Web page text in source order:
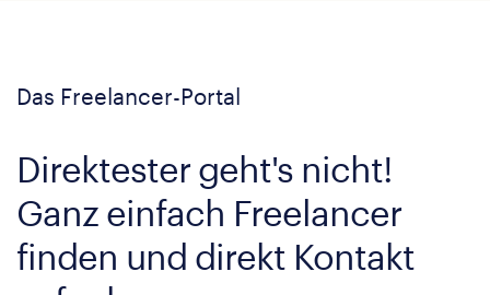
Das Freelancer-Portal
Direktester geht's nicht!
Ganz einfach Freelancer
finden und direkt Kontakt